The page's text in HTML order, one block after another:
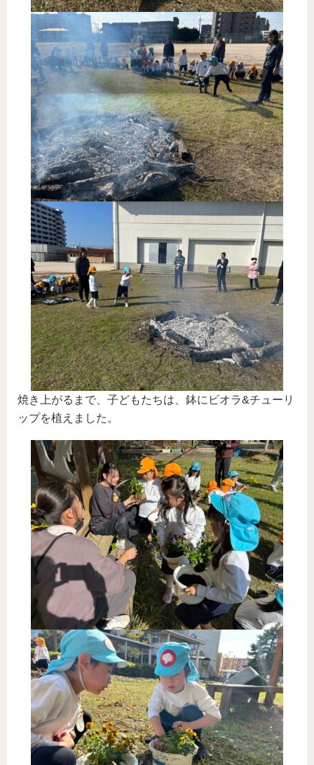
焼き上がるまで、子どもたちは、鉢にビオラ&チューリ
ップを植えました。